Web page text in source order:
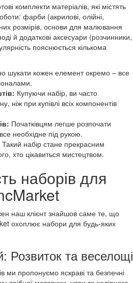
комплекти матеріалів, які містять
фарби (акрилові, олійні,
розмірів, основи для малювання
й додаткові аксесуари (розчинники,
пояснюється кількома
шукати кожен елемент окремо – все
Купуючи набір, ви часто
ніж при купівлі всіх компонентів
Початківцям легше розпочати
необхідне під рукою.
Такий набір стане прекрасним
хто цікавиться мистецтвом.
наборів для
наш клієнт знайшов саме те, що
охоплює набори для будь-яких
Розвиток та веселощі
ми пропонуємо яскраві та безпечні